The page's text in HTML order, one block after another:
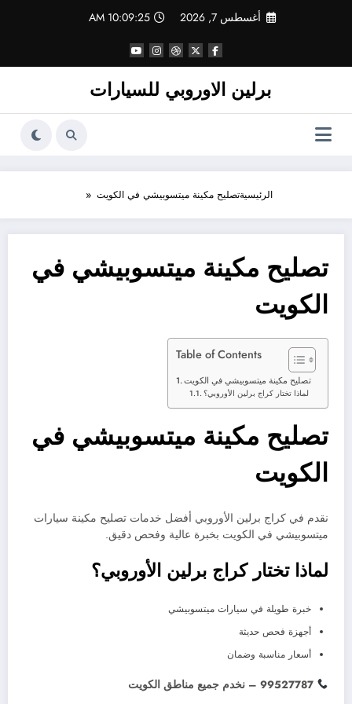
أغسطس 7, 2026 10:09:25 AM
برلين الاوروبي للسيارات
الرئيسيةتصليح مكينة ميتسوبيشي في الكويت
تصليح مكينة ميتسوبيشي في
الكويت
Table of Contents
تصليح مكينة ميتسوبيشي في الكويت
لماذا تختار كراج برلين الأوروبي؟
تصليح مكينة ميتسوبيشي في
الكويت
نقدم في كراج برلين الأوروبي أفضل خدمات تصليح مكينة سيارات
ميتسوبيشي في الكويت بخبرة عالية وفحص دقيق.
لماذا تختار كراج برلين الأوروبي؟
خبرة طويلة في سيارات ميتسوبيشي
أجهزة فحص حديثة
أسعار مناسبة وضمان
99527787 – نخدم جميع مناطق الكويت